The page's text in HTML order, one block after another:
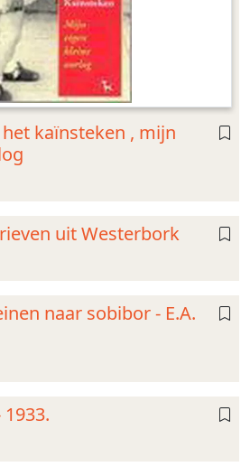
kaïnsteken , mijn
uit Westerbork
naar sobibor - E.A.